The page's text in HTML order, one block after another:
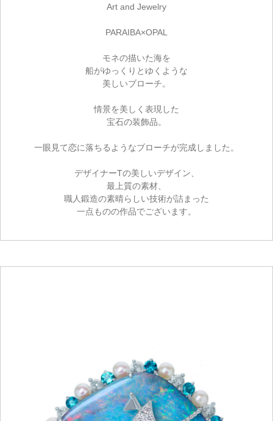
Art and Jewelry
PARAIBA×OPAL
モネの描いた海を
船がゆっくりとゆくような
美しいブローチ。
情景を美しく表現した
宝石の装飾品。
一眼見て恋に落ちるようなブローチが完成しました。
デザイナーTの美しいデザイン、
最上質の素材、
職人鍛造の素晴らしい技術が詰まった
一点ものの作品でございます。